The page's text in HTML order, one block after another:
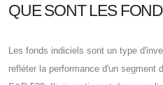
QUE SONT LES
Les fonds indiciels sont un type
refléter la performance d'un segment